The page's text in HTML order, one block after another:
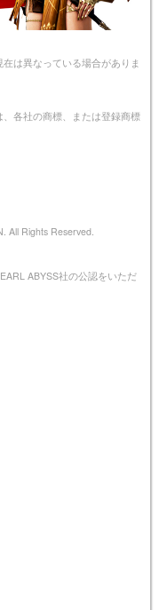
は異なっている場合がありま
各社の商標、または登録商標
All Rights Reserved.
ABYSS社の公認をいただ